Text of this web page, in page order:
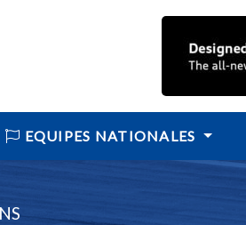
EQUIPES NATIONALES